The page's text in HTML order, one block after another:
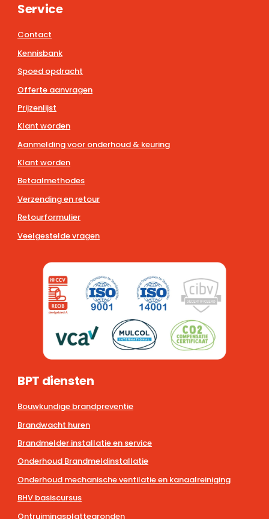
Service
Contact
Kennisbank
Spoed opdracht
Offerte aanvragen
Prijzenlijst
Klant worden
Aanmelding voor onderhoud & keuring
Klant worden
Betaalmethodes
Verzending en retour
Retourformulier
Veelgestelde vragen
BPT diensten
Bouwkundige brandpreventie
Brandwacht huren
Brandmelder installatie en service
Onderhoud Brandmeldinstallatie
Onderhoud mechanische ventilatie en kanaalreiniging
BHV basiscursus
Ontruimingsplattegronden